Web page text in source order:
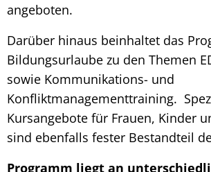
angeboten.
Darüber hinaus beinhaltet das
Bildungsurlaube zu den Themen
sowie Kommunikations- und
Konfliktmanagementtraining.
Kursangebote für Frauen, Kinder
sind ebenfalls fester Bestandteil
Programm liegt an